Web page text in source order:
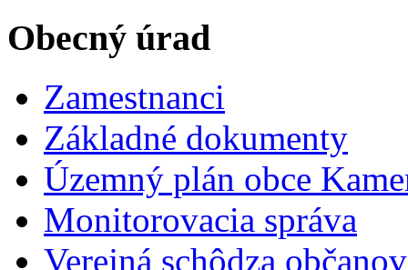
Obecný úrad
Zamestnanci
Základné dokumenty
Územný plán obce
Monitorovacia správa
Verejná schôdza občanov